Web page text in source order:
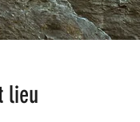
lieu